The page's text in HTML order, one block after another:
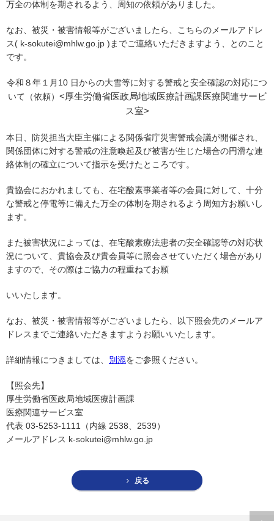
出版物・物品の販売
セミナー・イベント
会報誌・本部活動報告
統計資料
利用規約
プライバシーポリシー
特定商取引法に基づく表記
万全の体制を期されるよう、
周知の依頼がありました 。
なお、被災・被害情報等がございましたら、こちらのメールアドレ
ス( k-sokutei@mhlw.go.jp )までご連絡いただきますよう、とのこと
です。
令和８年１月10 日からの大雪等に対する警戒と安全確認の対応につ
いて（依頼） <厚生労働省医政局地域医療計画課医療関連サービ
ス室>
本日、防災担当大臣主催による関係省庁災害警戒会議が開催され、
関係団体に対する警戒の注意喚起及び被害が生じた場合の円滑な連
絡体制の確立について指示を受けたところです。
貴協会におかれましても、在宅酸素事業者等の会員に対して、十分
な警戒と停電等に備えた万全の体制を期されるよう周知方お願いし
ます。
また被害状況によっては、在宅酸素療法患者の安全確認等の対応状
況について、貴協会及び貴会員等に照会させていただく場合があり
ますので、その際はご協力の程重ねてお願
いいたします。
なお、被災・被害情報等がございましたら、以下照会先のメールア
ドレスまでご連絡いただきますようお願いいたします。
詳細情報につきましては、 別添をご参照ください。
【照会先】
厚生労働省医政局地域医療計画課
医療関連サービス室
代表 03-5253-1111（内線 2538、2539）
メールアドレス k-sokutei@mhlw.go.jp
戻る